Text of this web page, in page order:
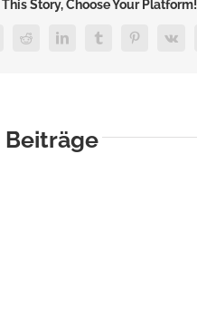
Story, Choose Your Platform!
Reddit LinkedInTumblrPinterest
Vk